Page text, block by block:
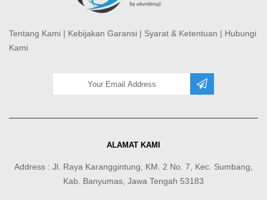
Tentang Kami | Kebijakan Garansi | Syarat & Ketentuan | Hubungi
Kami
ALAMAT KAMI
Address : Jl. Raya Karanggintung, KM. 2 No. 7, Kec. Sumbang,
Kab. Banyumas, Jawa Tengah 53183